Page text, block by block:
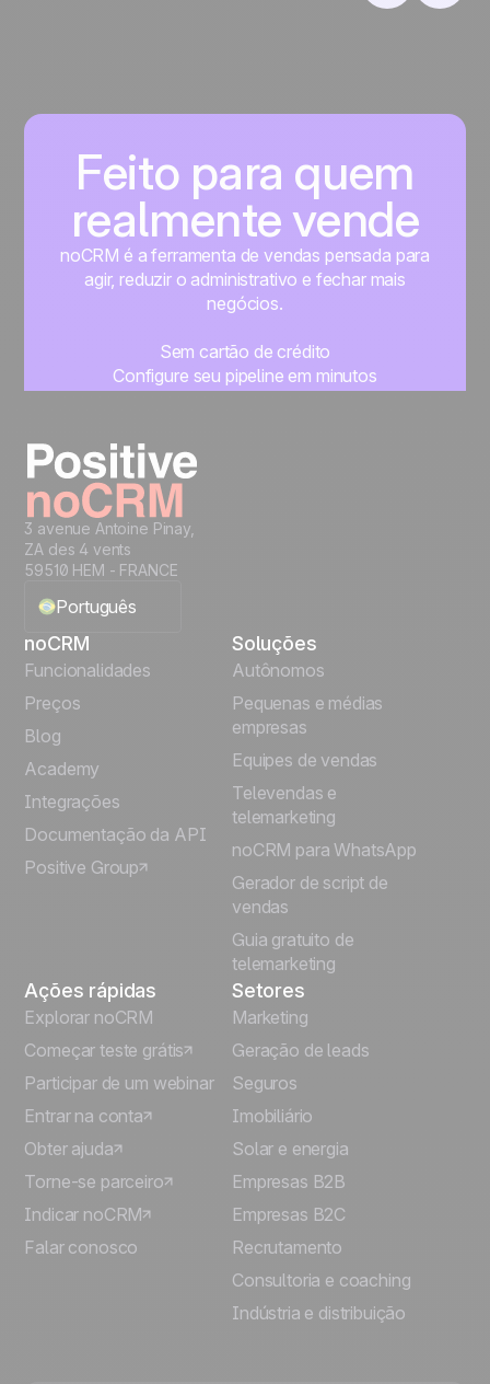
Feito para quem
realmente vende
noCRM é a ferramenta de vendas pensada para
agir, reduzir o administrativo e fechar mais
negócios.
Sem cartão de crédito
Configure seu pipeline em minutos
3 avenue Antoine Pinay,
ZA des 4 vents
59510 HEM - FRANCE
Português
English
Français
Español
Italiano
Deutsch
noCRM
Funcionalidades
Preços
Blog
Academy
Integrações
Documentação da API
Positive Group
Soluções
Autônomos
Pequenas e médias
empresas
Equipes de vendas
Televendas e
telemarketing
noCRM para WhatsApp
Gerador de script de
vendas
Guia gratuito de
telemarketing
Ações rápidas
Explorar noCRM
Começar teste grátis
Participar de um webinar
Entrar na conta
Obter ajuda
Torne-se parceiro
Indicar noCRM
Falar conosco
Setores
Marketing
Geração de leads
Seguros
Imobiliário
Solar e energia
Empresas B2B
Empresas B2C
Recrutamento
Consultoria e coaching
Indústria e distribuição